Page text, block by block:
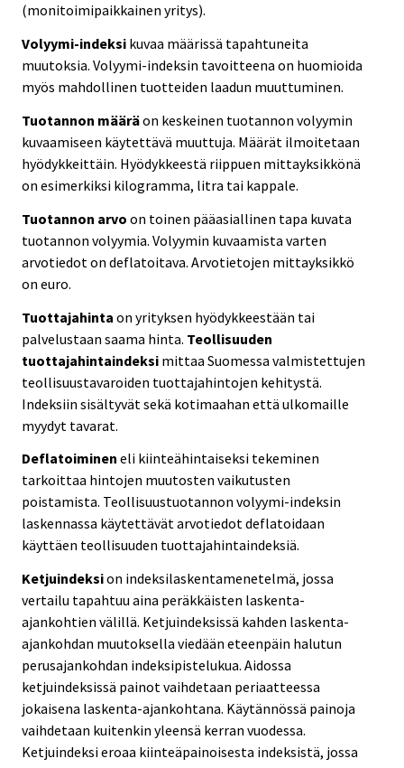
(monitoimipaikkainen yritys).
Volyymi-indeksi kuvaa määrissä tapahtuneita
muutoksia. Volyymi-indeksin tavoitteena on huomioida
myös mahdollinen tuotteiden laadun muuttuminen.
Tuotannon määräon keskeinen tuotannon volyymin
kuvaamiseen käytettävä muuttuja. Määrät ilmoitetaan
hyödykkeittäin. Hyödykkeestä riippuen mittayksikkönä
on esimerkiksi kilogramma, litra tai kappale.
Tuotannon arvo on toinen pääasiallinen tapa kuvata
tuotannon volyymia. Volyymin kuvaamista varten
arvotiedot on deflatoitava. Arvotietojen mittayksikkö
on euro.
Tuottajahinta on yrityksen hyödykkeestään tai
palvelustaan saama hinta. Teollisuuden
tuottajahintaindeksi mittaa Suomessa valmistettujen
teollisuustavaroiden tuottajahintojen kehitystä.
Indeksiin sisältyvät sekä kotimaahan että ulkomaille
myydyt tavarat.
Deflatoiminen eli kiinteähintaiseksi tekeminen
tarkoittaa hintojen muutosten vaikutusten
poistamista. Teollisuustuotannon volyymi-indeksin
laskennassa käytettävät arvotiedot deflatoidaan
käyttäen teollisuuden tuottajahintaindeksiä.
Ketjuindeksion indeksilaskentamenetelmä, jossa
vertailu tapahtuu aina peräkkäisten laskenta-
ajankohtien välillä. Ketjuindeksissä kahden laskenta-
ajankohdan muutoksella viedään eteenpäin halutun
perusajankohdan indeksipistelukua. Aidossa
ketjuindeksissä painot vaihdetaan periaatteessa
jokaisena laskenta-ajankohtana. Käytännössä painoja
vaihdetaan kuitenkin yleensä kerran vuodessa.
Ketjuindeksi eroaa kiinteäpainoisesta indeksistä, jossa